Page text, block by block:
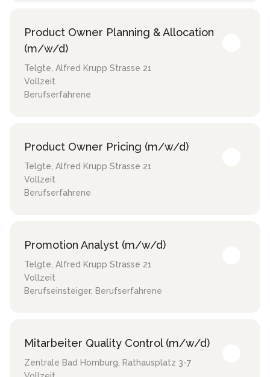
Product Owner Planning & Allocation
(m/w/d)
Telgte, Alfred Krupp Strasse 21
Vollzeit
Berufserfahrene
Product Owner Pricing (m/w/d)
Telgte, Alfred Krupp Strasse 21
Vollzeit
Berufserfahrene
Promotion Analyst (m/w/d)
Telgte, Alfred Krupp Strasse 21
Vollzeit
Berufseinsteiger, Berufserfahrene
Mitarbeiter Quality Control (m/w/d)
Zentrale Bad Homburg, Rathausplatz 3-7